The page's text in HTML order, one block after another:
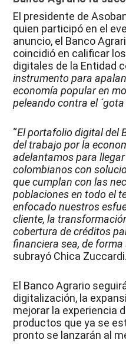
El presidente de
quien participó en el
anuncio, el Banco
coincidió en calificar
digitales de la Entidad
instrumento para
economía popular en
peleando contra el ´gota
“El portafolio digital del
del trabajo por la
adelantamos para
colombianos con
que cumplan con las
poblaciones en todo el
enfocado nuestros
cliente, la
cobertura de créditos
financiera sea, de
subrayó Chica Zuccardi.
El Banco Agrario
digitalización, la
mejorar la experiencia
productos que ya se
pronto se lanzarán al